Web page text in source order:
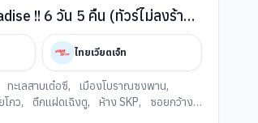
!! 6 วัน 5 คืน (ทัวร์ไม่ลงร้าน)
ไทยเวียตเจ็ท
ทะเลสาบเต๋อซี, เมืองโบราณซงพาน,
กว, ตึกแฝดเฉิงตู, ห้าง SKP,
ซอยกว้าง